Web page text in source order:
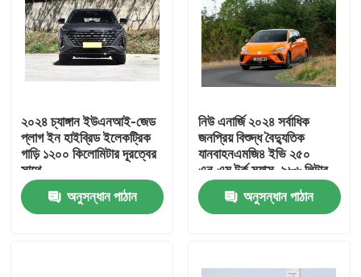
বাড়ি
২০২৪ চ্যাঙ্গান ইউএনআই-জেড
প্লাগ ইন হাইব্রিড ইলেকট্রিক
গাড়ি ১২০০ কিলোমিটার দূরত্বের
সাথে
অনুসন্ধান পাঠান
নিউ এনার্জি ২০২৪ সর্বাধিক
জনপ্রিয় বিশুদ্ধ বৈদ্যুতিক
যানবাহনএমজি৪ ইভি ২৫০
এন.এম টর্ক ম্যাক্স. ৯৮৬ লিটার
অতিরিক্ত বড় ট্রাক স্পেস
অনুসন্ধান পাঠান